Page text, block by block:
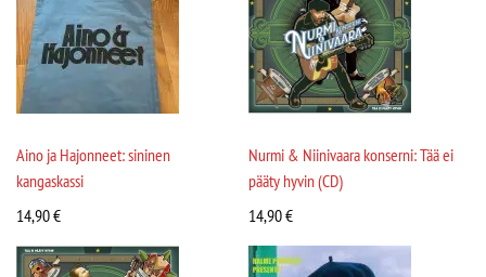
Aino ja Hajonneet: sininen
kangaskassi
14,90€
Nurmi & Niinivaara konserni: Tää ei
pääty hyvin (CD)
14,90€